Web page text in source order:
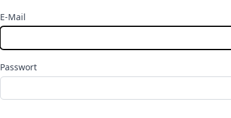
E-Mail
Passwort